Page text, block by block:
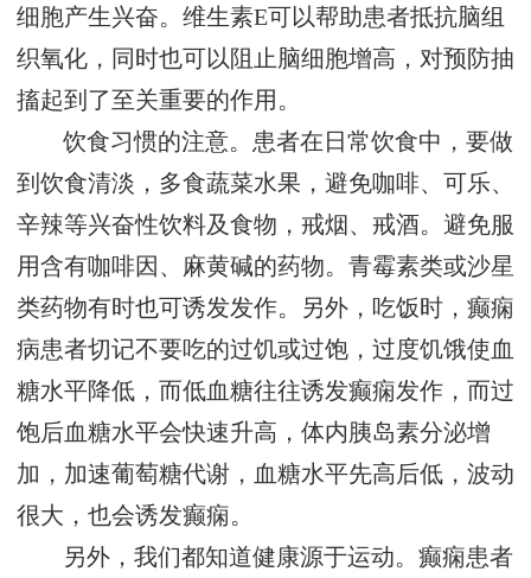
细胞产生兴奋。维生素E可以帮助患者抵抗脑组
织氧化，同时也可以阻止脑细胞增高，对预防抽
搐起到了至关重要的作用。
饮食习惯的注意。患者在日常饮食中，要做
到饮食清淡，多食蔬菜水果，避免咖啡、可乐、
辛辣等兴奋性饮料及食物，戒烟、戒酒。避免服
用含有咖啡因、麻黄碱的药物。青霉素类或沙星
类药物有时也可诱发发作。另外，吃饭时，癫痫
病患者切记不要吃的过饥或过饱，过度饥饿使血
糖水平降低，而低血糖往往诱发癫痫发作，而过
饱后血糖水平会快速升高，体内胰岛素分泌增
加，加速葡萄糖代谢，血糖水平先高后低，波动
很大，也会诱发癫痫。
另外，我们都知道健康源于运动。癫痫患者